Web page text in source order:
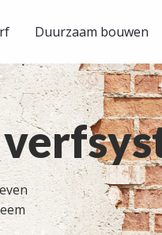
Duurzaam bouwen